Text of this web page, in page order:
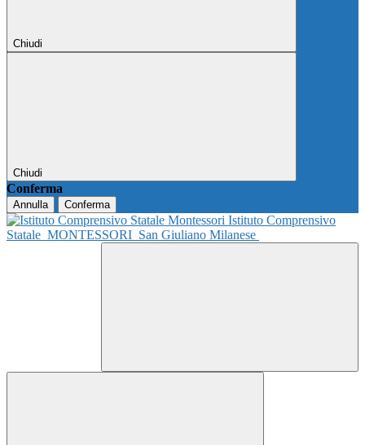
Chiudi
Chiudi
Conferma
Annulla Conferma
Istituto Comprensivo
Statale MONTESSORI San Giuliano Milanese